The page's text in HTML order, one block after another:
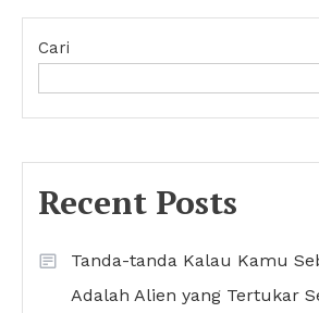
Cari
Recent Posts
Tanda-tanda Kalau Kamu
Adalah Alien yang Tertukar